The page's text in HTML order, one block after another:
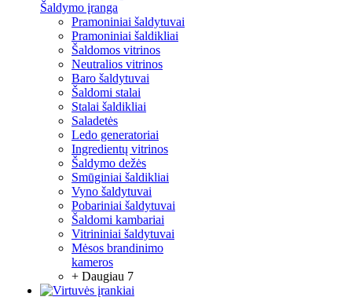
Šaldymo įranga
Pramoniniai šaldytuvai
Pramoniniai šaldikliai
Šaldomos vitrinos
Neutralios vitrinos
Baro šaldytuvai
Šaldomi stalai
Stalai šaldikliai
Saladetės
Ledo generatoriai
Ingredientų vitrinos
Šaldymo dežės
Smūginiai šaldikliai
Vyno šaldytuvai
Pobariniai šaldytuvai
Šaldomi kambariai
Vitrininiai šaldytuvai
Mėsos brandinimo
kameros
+ Daugiau 7